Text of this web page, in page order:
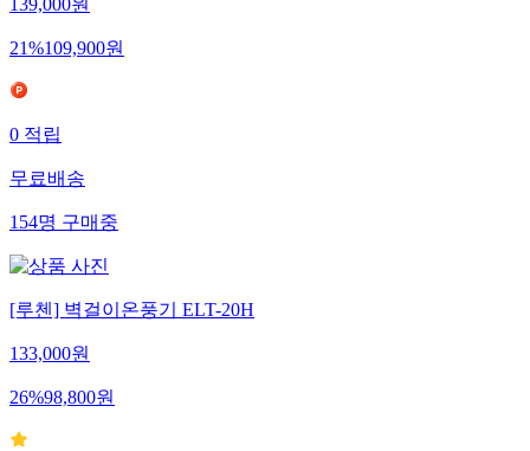
139,000원
21%109,900원
0적립
무료배송
154명구매중
[루첸] 벽걸이온풍기 ELT-20H
133,000원
26%98,800원